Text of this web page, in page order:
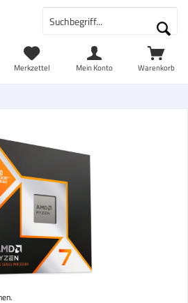
Warenkorb
Merkzettel Mein Konto